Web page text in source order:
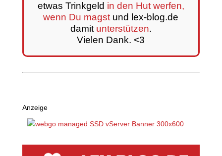
etwas Trinkgeld in den Hut werfen,
wenn Du magst und lex-blog.de
damit unterstützen.
Vielen Dank. <3
Anzeige